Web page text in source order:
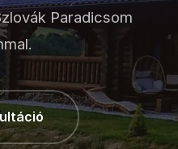
Paradicsom